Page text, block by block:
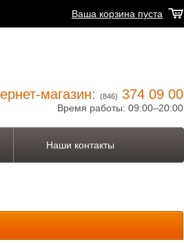
Ваша корзина пуста
магазин: (846) 374 09 00
Время работы: 09:00–20:00
Наши контакты